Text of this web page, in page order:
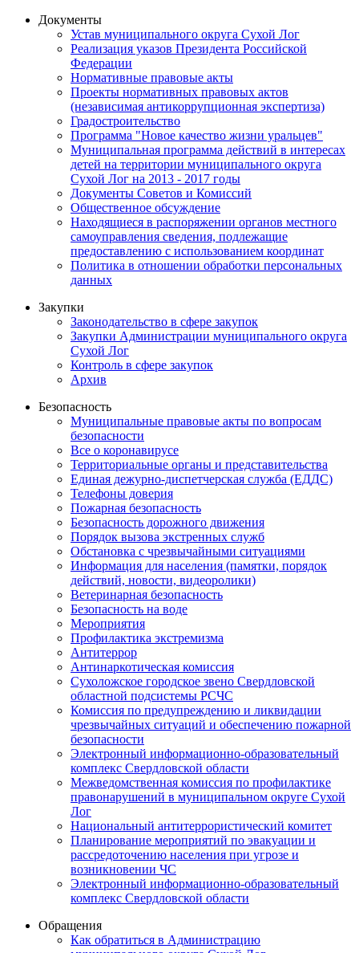
Документы
Устав муниципального округа Сухой Лог
Реализация указов Президента Российской
Федерации
Нормативные правовые акты
Проекты нормативных правовых актов
(независимая антикоррупционная экспертиза)
Градостроительство
Программа "Новое качество жизни уральцев"
Муниципальная программа действий в интересах
детей на территории муниципального округа
Сухой Лог на 2013 - 2017 годы
Документы Советов и Комиссий
Общественное обсуждение
Находящиеся в распоряжении органов местного
самоуправления сведения, подлежащие
предоставлению с использованием координат
Политика в отношении обработки персональных
данных
Закупки
Законодательство в сфере закупок
Закупки Администрации муниципального округа
Сухой Лог
Контроль в сфере закупок
Архив
Безопасность
Муниципальные правовые акты по вопросам
безопасности
Все о коронавирусе
Территориальные органы и представительства
Единая дежурно-диспетчерская служба (ЕДДС)
Телефоны доверия
Пожарная безопасность
Безопасность дорожного движения
Порядок вызова экстренных служб
Обстановка с чрезвычайными ситуациями
Информация для населения (памятки, порядок
действий, новости, видеоролики)
Ветеринарная безопасность
Безопасность на воде
Мероприятия
Профилактика экстремизма
Антитеррор
Антинаркотическая комиссия
Сухоложское городское звено Свердловской
областной подсистемы РСЧС
Комиссия по предупреждению и ликвидации
чрезвычайных ситуаций и обеспечению пожарной
безопасности
Электронный информационно-образовательный
комплекс Cвердловской области
Межведомственная комиссия по профилактике
правонарушений в муниципальном округе Сухой
Лог
Национальный антитеррористический комитет
Планирование мероприятий по эвакуации и
рассредоточению населения при угрозе и
возникновении ЧС
Электронный информационно-образовательный
комплекс Свердловской области
Обращения
Как обратиться в Администрацию